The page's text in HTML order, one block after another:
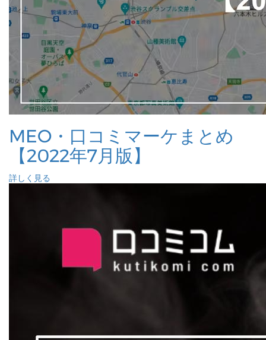
MEO・口コミマーケまとめ
【2022年7月版】
詳しく見る